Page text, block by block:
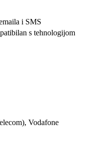
i SMS
s tehnologijom
Vodafone